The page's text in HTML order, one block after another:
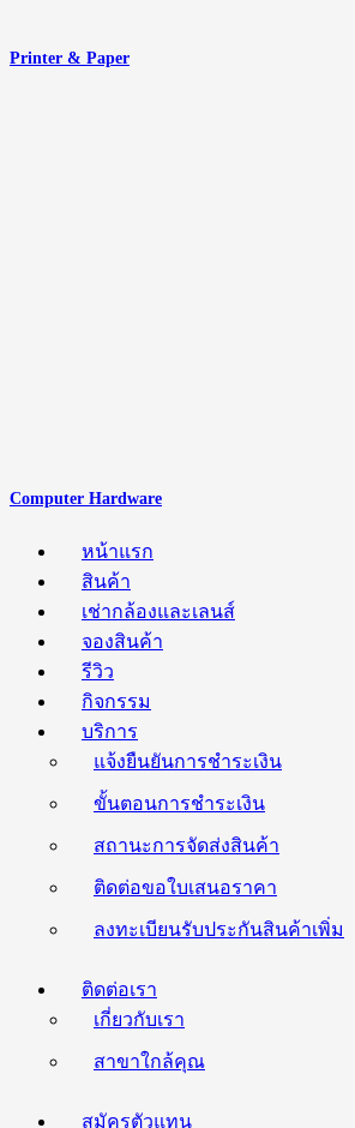
Printer & Paper
Computer Hardware
หน้าแรก
สินค้า
เช่ากล้องและเลนส์
จองสินค้า
รีวิว
กิจกรรม
บริการ
แจ้งยืนยันการชำระเงิน
ขั้นตอนการชำระเงิน
สถานะการจัดส่งสินค้า
ติดต่อขอใบเสนอราคา
ลงทะเบียนรับประกันสินค้าเพิ่ม
ติดต่อเรา
เกี่ยวกับเรา
สาขาใกล้คุณ
สมัครตัวแทน